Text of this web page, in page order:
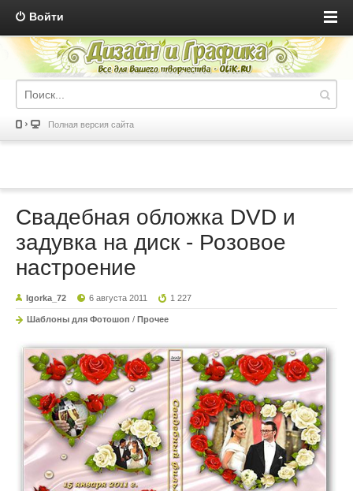
Войти
Полная версия сайта
Свадебная обложка DVD и
задувка на диск - Розовое
настроение
Igorka_72 6 августа 2011 1 227
Шаблоны для Фотошоп / Прочее